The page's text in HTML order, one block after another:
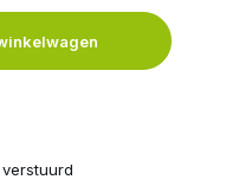
verstuurd